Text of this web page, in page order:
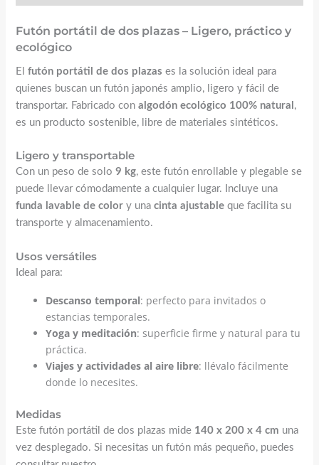
Futón portátil de dos plazas – Ligero, práctico y
ecológico
El futón portátil de dos plazas es la solución ideal para
quienes buscan un futón japonés amplio, ligero y fácil de
transportar. Fabricado con algodón ecológico 100% natural ,
es un producto sostenible, libre de materiales sintéticos.
Ligero y transportable
Con un peso de solo 9 kg, este futón enrollable y plegable se
puede llevar cómodamente a cualquier lugar. Incluye una
funda lavable de colory una cinta ajustableque facilita su
transporte y almacenamiento.
Usos versátiles
Ideal para:
Descanso temporal: perfecto para invitados o
estancias temporales.
Yoga y meditación: superficie firme y natural para tu
práctica.
Viajes y actividades al aire libre: llévalo fácilmente
donde lo necesites.
Medidas
Este futón portátil de dos plazas mide 140 x 200 x 4 cm una
vez desplegado. Si necesitas un futón más pequeño, puedes